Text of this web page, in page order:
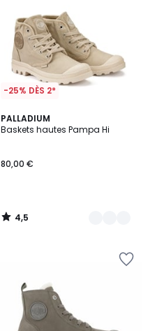
-25% DÈS 2*
PALLADIUM
Baskets hautes Pampa Hi
80,00 €
4,5
/ 5
2
Couleurs
4,5
/